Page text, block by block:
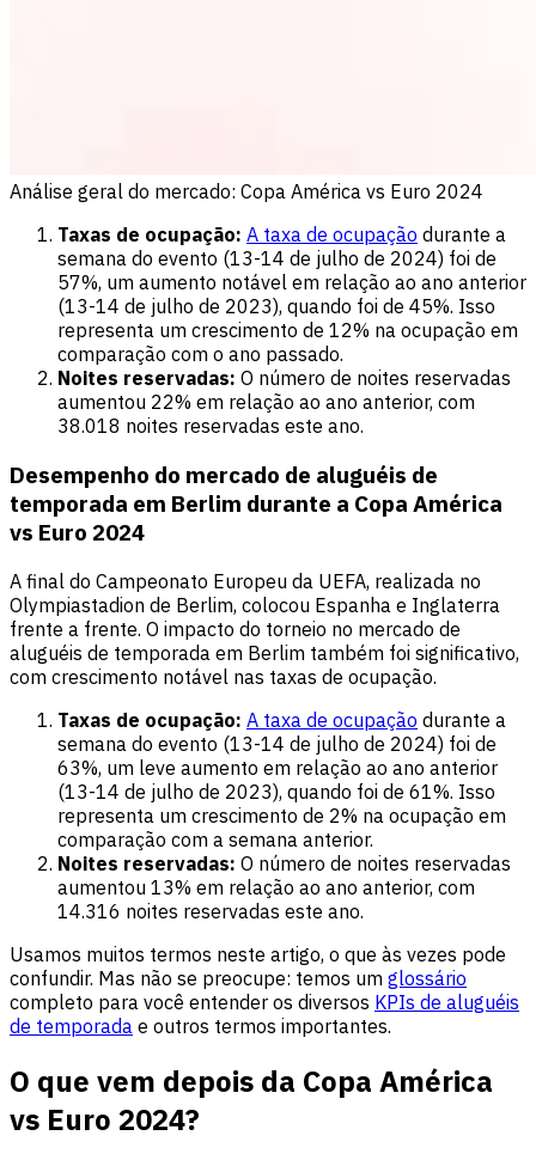
Análise geral do mercado: Copa América vs Euro 2024
Taxas de ocupação: A taxa de ocupação durante a
semana do evento (13-14 de julho de 2024) foi de
57%, um aumento notável em relação ao ano anterior
(13-14 de julho de 2023), quando foi de 45%. Isso
representa um crescimento de 12% na ocupação em
comparação com o ano passado.
Noites reservadas: O número de noites reservadas
aumentou 22% em relação ao ano anterior, com
38.018 noites reservadas este ano.
Desempenho do mercado de aluguéis de
temporada em Berlim durante a Copa América
vs Euro 2024
A final do Campeonato Europeu da UEFA, realizada no
Olympiastadion de Berlim, colocou Espanha e Inglaterra
frente a frente. O impacto do torneio no mercado de
aluguéis de temporada em Berlim também foi significativo,
com crescimento notável nas taxas de ocupação.
Taxas de ocupação: A taxa de ocupação durante a
semana do evento (13-14 de julho de 2024) foi de
63%, um leve aumento em relação ao ano anterior
(13-14 de julho de 2023), quando foi de 61%. Isso
representa um crescimento de 2% na ocupação em
comparação com a semana anterior.
Noites reservadas: O número de noites reservadas
aumentou 13% em relação ao ano anterior, com
14.316 noites reservadas este ano.
Usamos muitos termos neste artigo, o que às vezes pode
confundir. Mas não se preocupe: temos um glossário
completo para você entender os diversos KPIs de aluguéis
de temporada e outros termos importantes.
O que vem depois da Copa América
vs Euro 2024?